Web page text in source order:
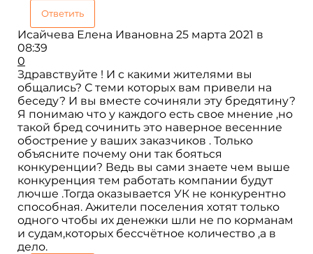
Ответить
Исайчева Елена Ивановна 25 марта 2021 в
08:39
0
Здравствуйте ! И с какими жителями вы
общались? С теми которых вам привели на
беседу? И вы вместе сочиняли эту бредятину?
Я понимаю что у каждого есть свое мнение ,но
такой бред сочинить это наверное весенние
обострение у ваших заказчиков . Только
объясните почему они так бояться
конкуренции? Ведь вы сами знаете чем выше
конкуренция тем работать компании будут
лючше .Тогда оказывается УК не конкурентно
способная. Ажители поселения хотят только
одного чтобы их денежки шли не по корманам
и судам,которых бессчётное количество ,а в
дело.